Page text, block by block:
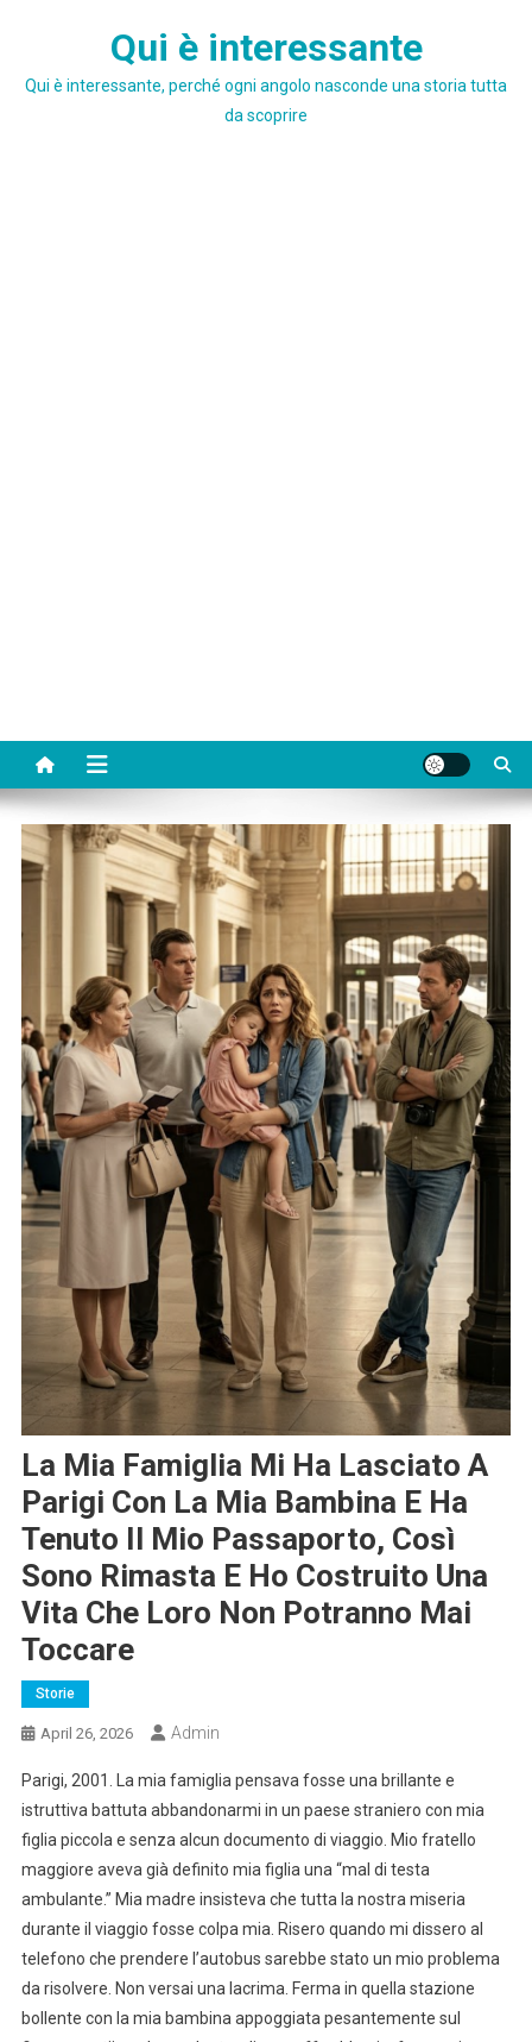
Qui è interessante
Qui è interessante, perché ogni angolo nasconde una storia tutta
da scoprire
La Mia Famiglia Mi Ha Lasciato A
Parigi Con La Mia Bambina E Ha
Tenuto Il Mio Passaporto, Così
Sono Rimasta E Ho Costruito Una
Vita Che Loro Non Potranno Mai
Toccare
Storie
April 26, 2026 Admin
Parigi, 2001. La mia famiglia pensava fosse una brillante e
istruttiva battuta abbandonarmi in un paese straniero con mia
figlia piccola e senza alcun documento di viaggio. Mio fratello
maggiore aveva già definito mia figlia una “mal di testa
ambulante.” Mia madre insisteva che tutta la nostra miseria
durante il viaggio fosse colpa mia. Risero quando mi dissero al
telefono che prendere l’autobus sarebbe stato un mio problema
da risolvere. Non versai una lacrima. Ferma in quella stazione
bollente con la mia bambina appoggiata pesantemente sul